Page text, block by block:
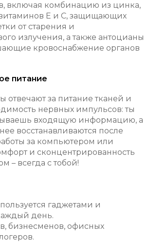
включая комбинацию из цинка,
витаминов Е и С, защищающих
от старения и
излучения, а также антоцианы
кровоснабжение органов
питание
отвечают за питание тканей и
нервных импульсов: ты
входящую информацию, а
восстанавливаются после
за компьютером или
и сконцентрированность
– всегда с тобой!
гаджетами и
день.
бизнесменов, офисных